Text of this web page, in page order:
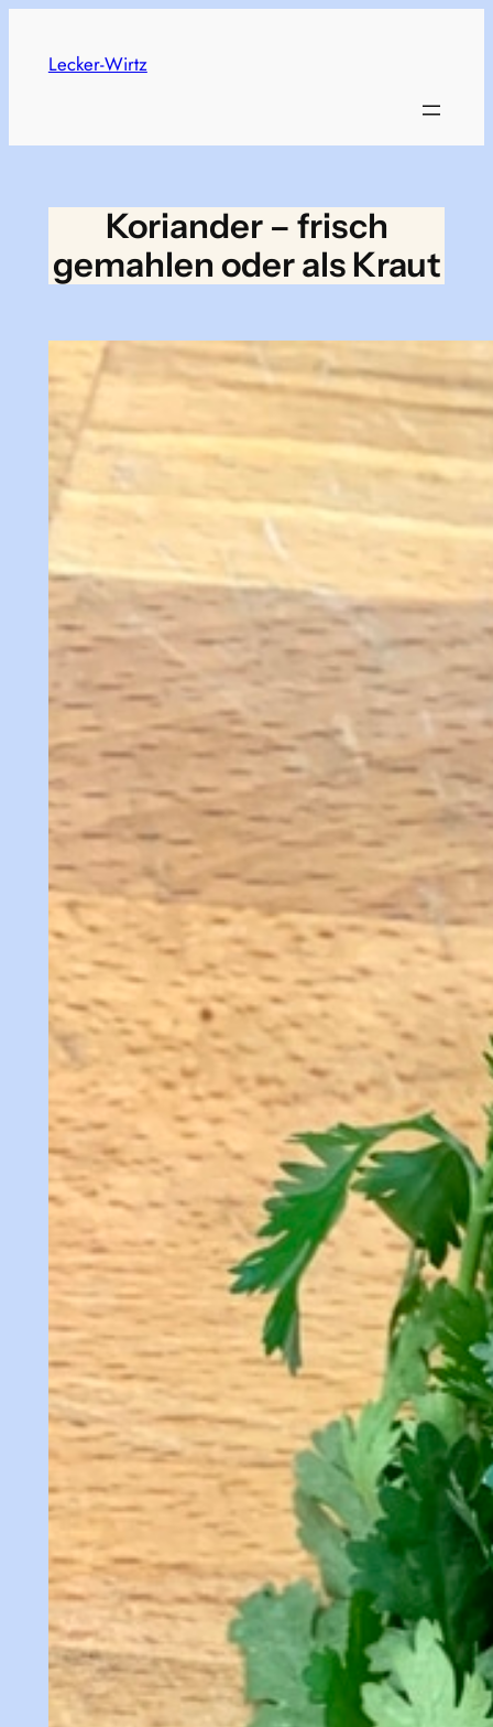
springen
Lecker-Wirtz
Koriander – frisch
gemahlen oder als Kraut